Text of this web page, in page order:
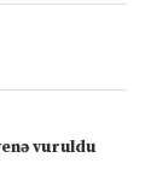
vuruldu